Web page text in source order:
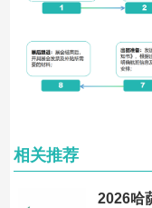
相关推荐
2026哈